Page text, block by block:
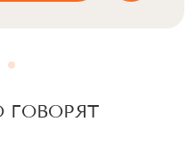
ГОВОРЯТ